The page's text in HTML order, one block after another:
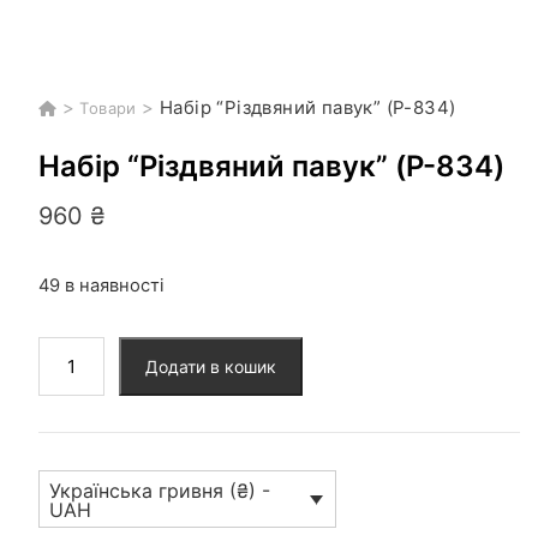
> Товари > Набір “Різдвяний павук” (P-834)
Набір “Різдвяний павук” (P-834)
960 ₴
49 в наявності
"Різдвяний
(P-
кількість
Додати в кошик
Українська гривня (₴) -
UAH